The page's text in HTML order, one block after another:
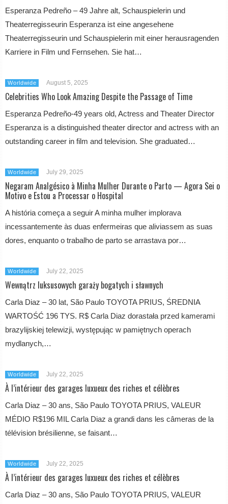
Esperanza Pedreño – 49 Jahre alt, Schauspielerin und
Theaterregisseurin Esperanza ist eine angesehene
Theaterregisseurin und Schauspielerin mit einer herausragenden
Karriere in Film und Fernsehen. Sie hat…
Worldwide August 5, 2025
Celebrities Who Look Amazing Despite the Passage of Time
Esperanza Pedreño-49 years old, Actress and Theater Director
Esperanza is a distinguished theater director and actress with an
outstanding career in film and television. She graduated…
Worldwide July 29, 2025
Negaram Analgésico à Minha Mulher Durante o Parto — Agora Sei o
Motivo e Estou a Processar o Hospital
A história começa a seguir A minha mulher implorava
incessantemente às duas enfermeiras que aliviassem as suas
dores, enquanto o trabalho de parto se arrastava por…
Worldwide July 22, 2025
Wewnątrz luksusowych garaży bogatych i sławnych
Carla Diaz – 30 lat, São Paulo TOYOTA PRIUS, ŚREDNIA
WARTOŚĆ 196 TYS. R$ Carla Diaz dorastała przed kamerami
brazylijskiej telewizji, występując w pamiętnych operach
mydlanych,…
Worldwide July 22, 2025
À l’intérieur des garages luxueux des riches et célèbres
Carla Diaz – 30 ans, São Paulo TOYOTA PRIUS, VALEUR
MÉDIO R$196 MIL Carla Diaz a grandi dans les câmeras de la
télévision brésilienne, se faisant…
Worldwide July 22, 2025
À l’intérieur des garages luxueux des riches et célèbres
Carla Diaz – 30 ans, São Paulo TOYOTA PRIUS, VALEUR